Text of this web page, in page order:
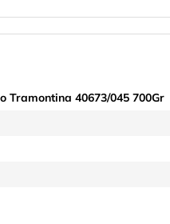
Tramontina 40673/045 700Gr